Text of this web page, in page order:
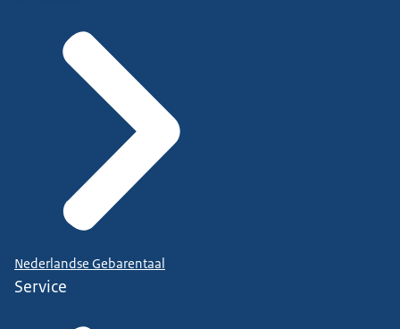
Nederlandse Gebarentaal
Service